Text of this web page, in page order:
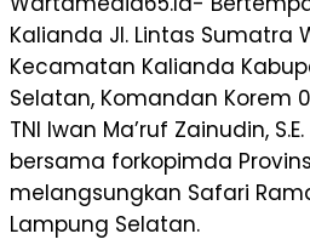
Kalianda Jl. Lintas Sumatra
Kecamatan Kalianda
Selatan, Komandan Korem
TNI Iwan Ma’ruf Zainudin,
bersama forkopimda
melangsungkan Safari
Lampung Selatan.